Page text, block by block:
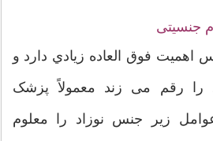
جنسیتی
اهمیت فوق العاده زيادي دارد و
را رقم می زند معمولاً پزشک
زیر جنس نوزاد را معلوم